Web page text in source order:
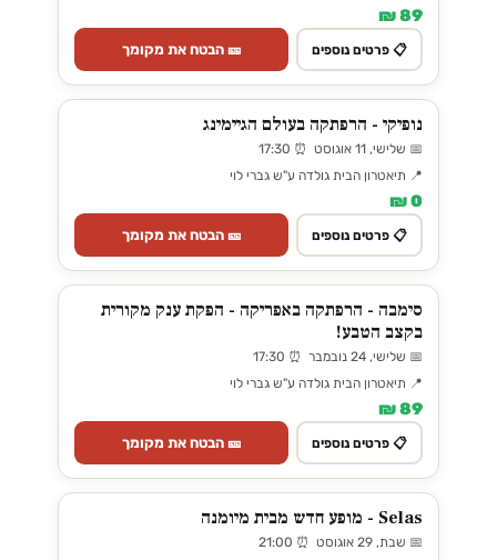
89 ₪
📋 פרטים נוספים 🎫 הבטח את מקומך
נופיקי - הרפתקה בעולם הגיימינג
📅 שלישי, 11 אוגוסט ⏰ 17:30
📍 תיאטרון הבית גולדה ע"ש גברי לוי
0 ₪
📋 פרטים נוספים 🎫 הבטח את מקומך
סימבה - הרפתקה באפריקה - הפקת ענק מקורית
בקצב הטבע!
📅 שלישי, 24 נובמבר ⏰ 17:30
📍 תיאטרון הבית גולדה ע"ש גברי לוי
89 ₪
📋 פרטים נוספים 🎫 הבטח את מקומך
Selas - מופע חדש מבית מיומנה
📅 שבת, 29 אוגוסט ⏰ 21:00